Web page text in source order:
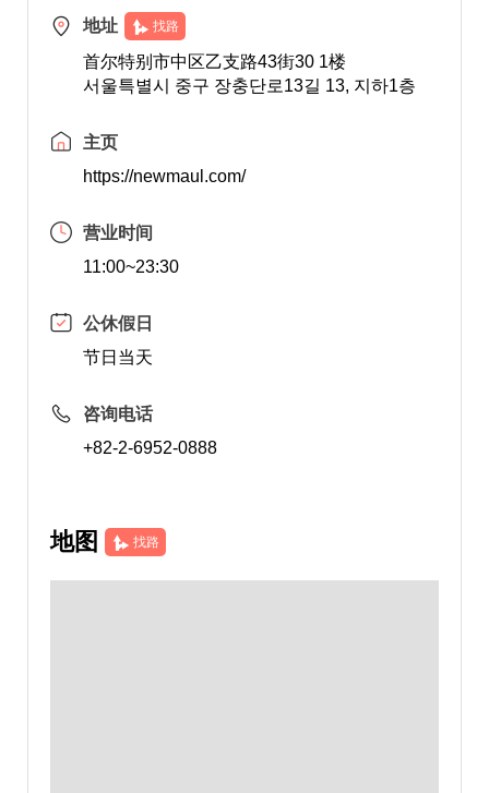
地址 找路
首尔特别市中区乙支路43街30 1楼
서울특별시 중구 장충단로13길 13, 지하1층
主页
https://newmaul.com/
营业时间
11:00~23:30
公休假日
节日当天
咨询电话
+82-2-6952-0888
地图 找路